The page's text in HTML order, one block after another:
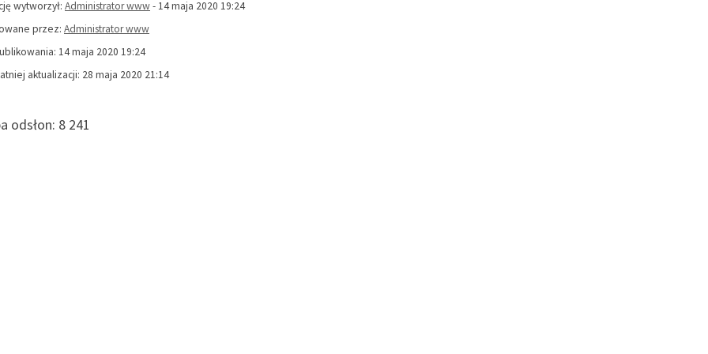
wytworzył: Administrator www- 14 maja 2020 19:24
przez: Administrator www
14 maja 2020 19:24
aktualizacji: 28 maja 2020 21:14
odsłon: 8 241